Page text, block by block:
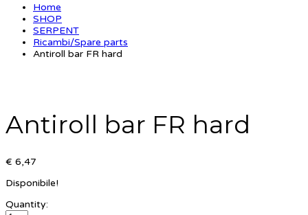
Home
SHOP
SERPENT
Ricambi/Spare parts
Antiroll bar FR hard
Antiroll bar FR hard
€ 6,47
Disponibile!
Quantity: